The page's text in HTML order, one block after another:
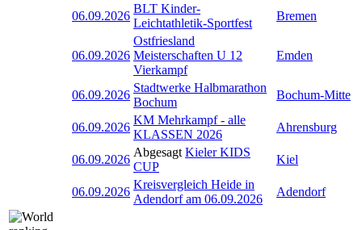
06.09.2026
BLT Kinder-
Leichtathletik-Sportfest
Bremen
06.09.2026
Ostfriesland
Meisterschaften U 12
Vierkampf
Emden
06.09.2026
Stadtwerke Halbmarathon
Bochum
Bochum-Mitte
06.09.2026
KM Mehrkampf - alle
KLASSEN 2026
Ahrensburg
06.09.2026
Abgesagt Kieler KIDS
CUP
Kiel
06.09.2026
Kreisvergleich Heide in
Adendorf am 06.09.2026
Adendorf